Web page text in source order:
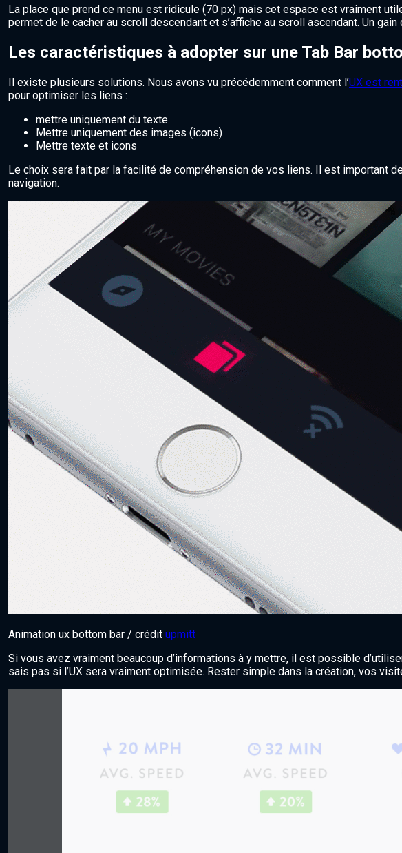
La place que prend ce menu est ridicule (70 px) mais cet espace est vraiment
permet de le cacher au scroll descendant et s’affiche au scroll ascendant. Un
Les caractéristiques à adopter sur une Tab Bar
Il existe plusieurs solutions. Nous avons vu précédemment comment l’UX est
pour optimiser les liens :
mettre uniquement du texte
Mettre uniquement des images (icons)
Mettre texte et icons
Le choix sera fait par la facilité de compréhension de vos liens. Il est important
navigation.
Animation ux bottom bar / crédit upmitt
Si vous avez vraiment beaucoup d’informations à y mettre, il est possible
sais pas si l’UX sera vraiment optimisée. Rester simple dans la création, vos